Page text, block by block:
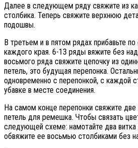
Далее в следующем ряду свяжите из
столбика. Теперь свяжите верхнюю
подошвы.
В третьем и в пятом рядах прибавьте
каждого края. 6-13 ряды вяжите без
восьмого ряда свяжите цепочку из
петель, это будущая перепонка.
одновременно с перепонкой, с каждой
убавке в месте соединения.
На самом конце перепонки свяжите
петель для ремешка. Чтобы связать
следующей схеме: намотайте два витка
обвяжите ее восьмью столбиками без